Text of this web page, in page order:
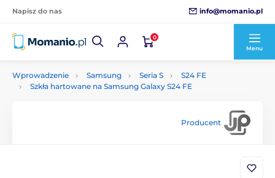
Napisz do nas info@momanio.pl
0
Menu
Wprowadzenie Samsung Seria S
S24 FE
Szkła hartowane na Samsung Galaxy S24 FE
Producent